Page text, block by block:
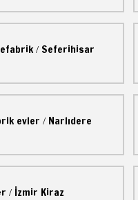
/ Seferihisar
evler / Narlıdere
/ İzmir Kiraz